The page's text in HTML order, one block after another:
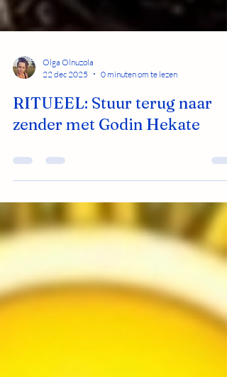
22 dec 2025
0 minuten om te lezen
RITUEEL: Stuur terug naar
zender met Godin Hekate